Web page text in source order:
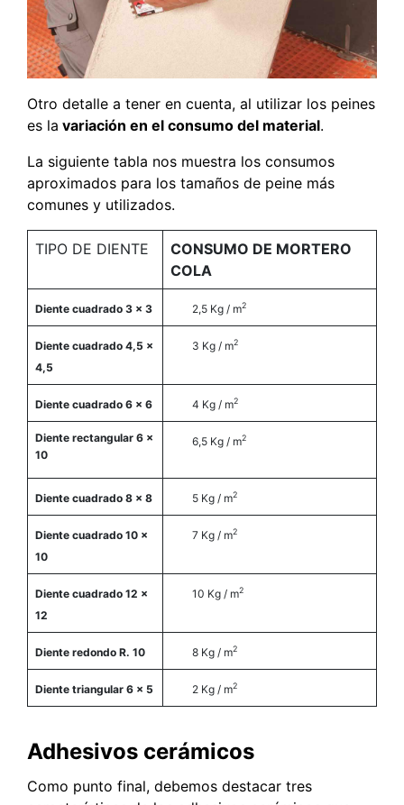
Otro detalle a tener en cuenta, al utilizar los peines
es la variación en el consumo del material.
La siguiente tabla nos muestra los consumos
aproximados para los tamaños de peine más
comunes y utilizados.
TIPO DE DIENTE
CONSUMO DE MORTERO
COLA
Diente cuadrado 3 x 3 2,5 Kg / m2
Diente cuadrado 4,5 x
4,5
3 Kg / m2
Diente cuadrado 6 x 6 4 Kg / m2
Diente rectangular 6 x
10
6,5 Kg / m2
Diente cuadrado 8 x 8 5 Kg / m2
Diente cuadrado 10 x
10
7 Kg / m2
Diente cuadrado 12 x
12
10 Kg / m2
Diente redondo R. 10 8 Kg / m2
Diente triangular 6 x 5 2 Kg / m2
Adhesivos cerámicos
Como punto final, debemos destacar tres